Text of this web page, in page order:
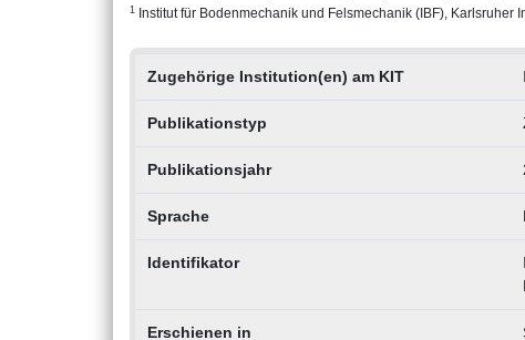
1 Institut für Bodenmechanik und Felsmechanik (IBF), Karlsruher
Zugehörige Institution(en) am KIT
Publikationstyp
Publikationsjahr
Sprache
Identifikator
Erschienen in